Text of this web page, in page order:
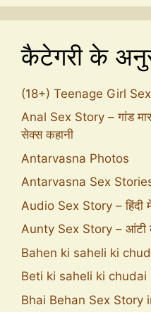
कैटेगरी के
(18+) Teenage Girl
Anal Sex Story – गांड
सेक्स कहानी
Antarvasna Photos
Antarvasna Sex
Audio Sex Story – हिंदी
Aunty Sex Story – आंटी
Bahen ki saheli ki
Beti ki saheli ki chudai
Bhai Behan Sex Story